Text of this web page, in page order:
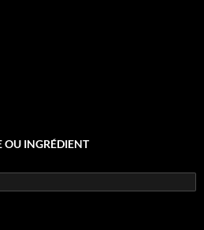
OU INGRÉDIENT